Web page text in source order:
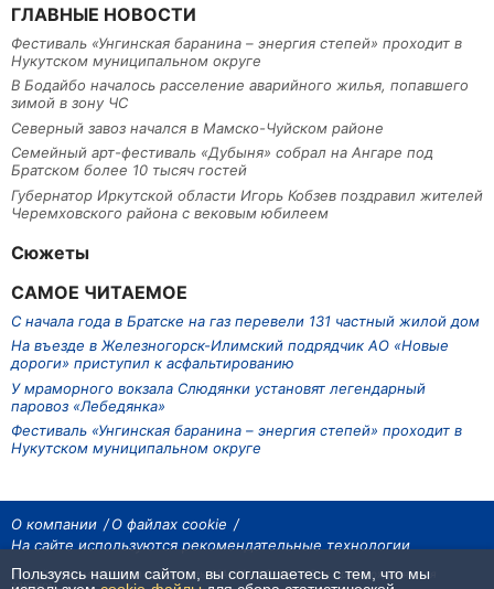
ГЛАВНЫЕ НОВОСТИ
Фестиваль «Унгинская баранина – энергия степей» проходит в
Нукутском муниципальном округе
В Бодайбо началось расселение аварийного жилья, попавшего
зимой в зону ЧС
Северный завоз начался в Мамско-Чуйском районе
Семейный арт-фестиваль «Дубыня» собрал на Ангаре под
Братском более 10 тысяч гостей
Губернатор Иркутской области Игорь Кобзев поздравил жителей
Черемховского района с вековым юбилеем
Сюжеты
САМОЕ ЧИТАЕМОЕ
С начала года в Братске на газ перевели 131 частный жилой дом
На въезде в Железногорск-Илимский подрядчик АО «Новые
дороги» приступил к асфальтированию
У мраморного вокзала Слюдянки установят легендарный
паровоз «Лебедянка»
Фестиваль «Унгинская баранина – энергия степей» проходит в
Нукутском муниципальном округе
О компании
О файлах cookie
На сайте используются рекомендательные технологии
На сайте размещаются материалы ИА «Наш Север». Все права охраняются
законом.
Пользуясь нашим сайтом, вы соглашаетесь с тем, что мы